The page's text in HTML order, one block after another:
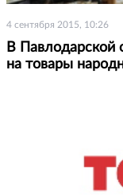
4 сентября 2015, 10:26
В Павлодарской
на товары